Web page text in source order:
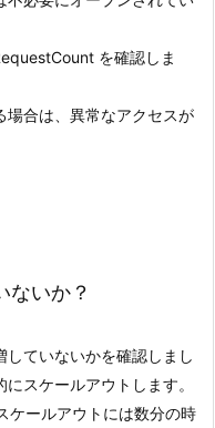
を確認しま
場合は、異常なアクセスが
ないか？
ていないかを確認しまし
スケールアウトします。
ケールアウトには数分の時